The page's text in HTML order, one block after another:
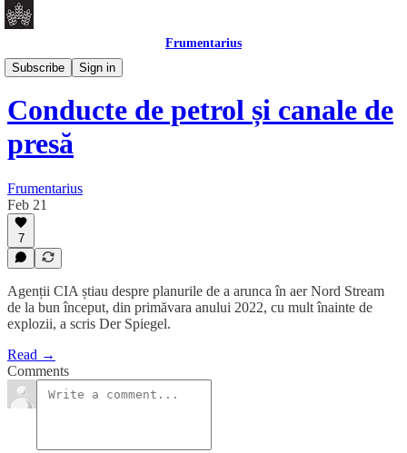
Frumentarius
Subscribe
Sign in
Daily Brief
Conducte de petrol și canale de
presă
Frumentarius
Feb 21
7
Agenții CIA știau despre planurile de a arunca în aer Nord Stream
de la bun început, din primăvara anului 2022, cu mult înainte de
explozii, a scris Der Spiegel.
Read →
Comments